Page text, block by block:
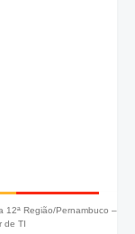
12ª Região/Pernambuco –
de TI